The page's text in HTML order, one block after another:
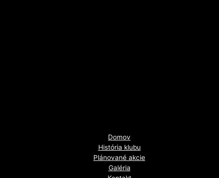
Domov
História klubu
Plánované akcie
Galéria